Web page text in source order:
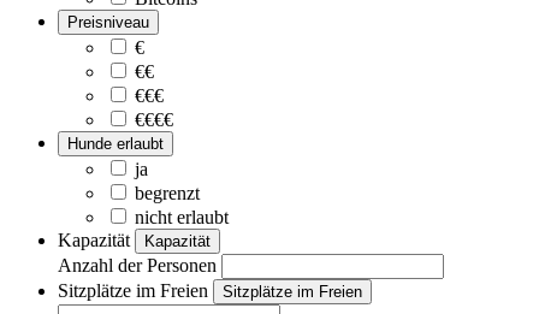
Preisniveau
€
€€
€€€
€€€€
Hunde erlaubt
ja
begrenzt
nicht erlaubt
Kapazität
Kapazität
Anzahl der Personen
Sitzplätze im Freien
Sitzplätze im Freien